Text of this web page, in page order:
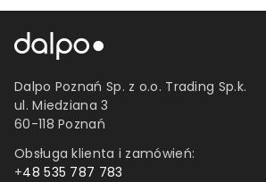
Dalpo Poznań Sp. z o.o. Trading Sp.k.
ul. Miedziana 3
60-118 Poznań
Obsługa klienta i zamówień:
+48 535 787 783